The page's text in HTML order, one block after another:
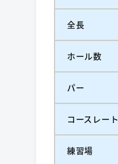
全長
ホール数
パー
コースレート
練習場